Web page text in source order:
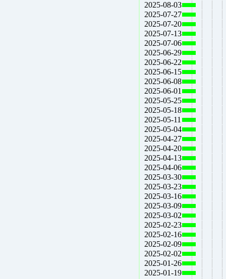
2025-08-03
2025-07-27
2025-07-20
2025-07-13
2025-07-06
2025-06-29
2025-06-22
2025-06-15
2025-06-08
2025-06-01
2025-05-25
2025-05-18
2025-05-11
2025-05-04
2025-04-27
2025-04-20
2025-04-13
2025-04-06
2025-03-30
2025-03-23
2025-03-16
2025-03-09
2025-03-02
2025-02-23
2025-02-16
2025-02-09
2025-02-02
2025-01-26
2025-01-19